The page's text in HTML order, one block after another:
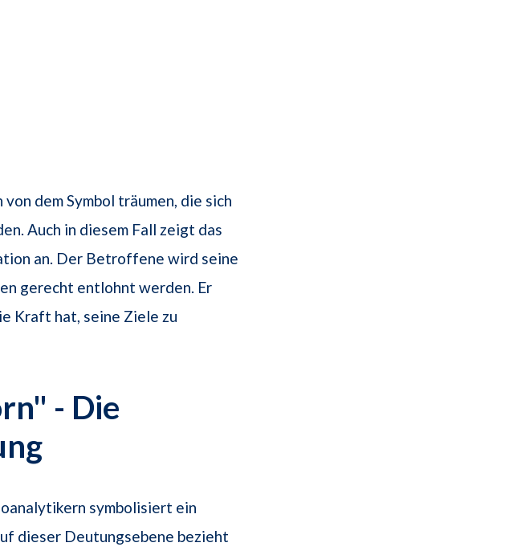
dem Symbol träumen, die sich
Auch in diesem Fall zeigt das
an. Der Betroffene wird seine
gerecht entlohnt werden. Er
Kraft hat, seine Ziele zu
- Die
symbolisiert ein
dieser Deutungsebene bezieht